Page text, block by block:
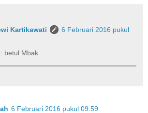
Kartikawati
6 Februari 2016 pukul
betul Mbak
6 Februari 2016 pukul 09.59